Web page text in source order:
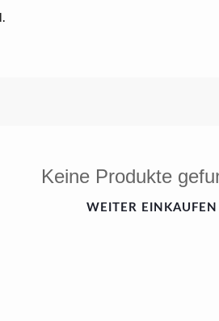
Keine Produkte
WEITER EINKAUFEN